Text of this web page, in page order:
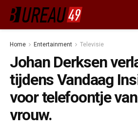
Home Entertainment Televisie
Johan Derksen
tijdens Vandaag
voor telefoontje
vrouw.